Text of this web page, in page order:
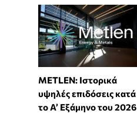
METLEN: Ιστορικά
υψηλές επιδόσεις κατά
το Α’ Εξάμηνο του 2026